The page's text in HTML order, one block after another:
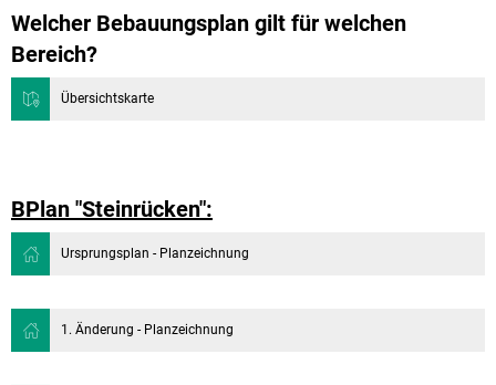
Welcher Bebauungsplan gilt für welchen
Bereich?
Übersichtskarte
BPlan "Steinrücken":
Ursprungsplan - Planzeichnung
1. Änderung - Planzeichnung